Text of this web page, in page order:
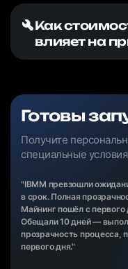
Как
влияет на
Готовы
Получите
специальные
"IBMM превзошли
в срок. Полная
Майнинг пошёл с
Обещали 10 дней —
прозрачность процесса,
первого дня."